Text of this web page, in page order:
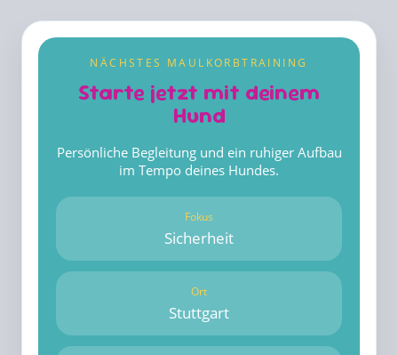
NÄCHSTES MAULKORBTRAINING
Starte jetzt mit deinem
Hund
Persönliche Begleitung und ein ruhiger Aufbau
im Tempo deines Hundes.
Fokus
Sicherheit
Ort
Stuttgart